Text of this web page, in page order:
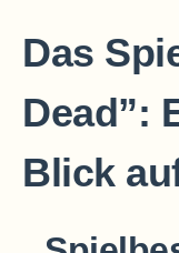
Das
Dead”:
Blick